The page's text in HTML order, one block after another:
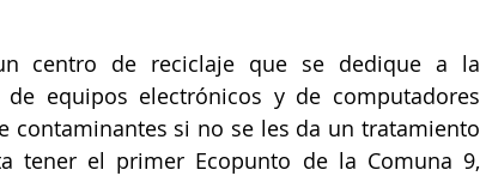
centro de reciclaje que se dedique a la
equipos electrónicos y de computadores
contaminantes si no se les da un tratamiento
tener el primer Ecopunto de la Comuna 9,